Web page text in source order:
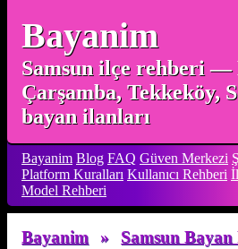
Bayanim
Samsun ilçe rehberi —
Çarşamba, Tekkeköy,
bayan ilanları
Bayanim Blog FAQ Güven Merkezi
Platform Kuralları Kullanıcı Rehberi
Model Rehberi
Bayanim » Samsun Bayan